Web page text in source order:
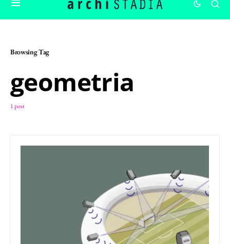
Browsing Tag
geometria
1 post